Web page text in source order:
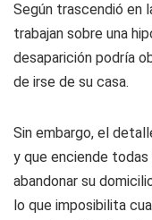
Según trascendió en
trabajan sobre una
desaparición podría
de irse de su casa.
Sin embargo, el
y que enciende
abandonar su
lo que imposibilita